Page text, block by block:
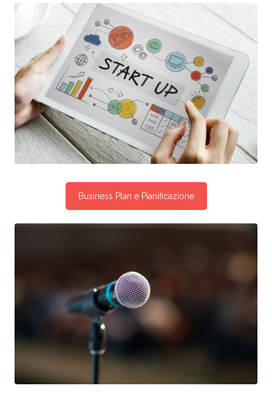
Business Plan e Pianificazione